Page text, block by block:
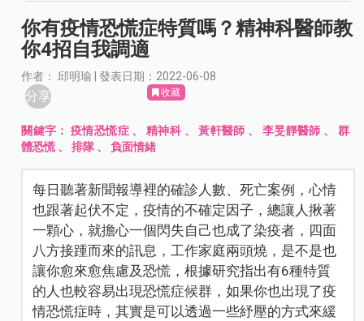
你有疫情恐慌症特質嗎？精神科醫師教
你4招自我調適
作者： 邱明瑜 | 發表日期：2022-06-08
分享 收藏
關鍵字：疫情恐慌症、精神科 、黃軒醫師 、 李旻靜醫師 、 群
體恐慌 、排隊 、負面情緒
每日聽著新聞報導裡的確診人數、死亡案例，心情
也跟著起伏不定，疫情的不確定因子，總讓人揪著
一顆心，就擔心一個閃失自己也成了染疫者，四面
八方接踵而來的訊息，工作家庭兩頭燒，是不是也
讓你愈來愈焦慮及恐慌，根據研究指出有6種特質
的人也較容易出現恐慌症候群，如果你也出現了疫
情恐慌症時，其實是可以透過一些紓壓的方式來緩